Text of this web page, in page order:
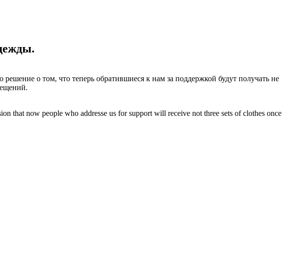
о том, что теперь обратившиеся к нам за поддержкой будут получать не
that now people who addresse us for support will receive not three sets of clothes once